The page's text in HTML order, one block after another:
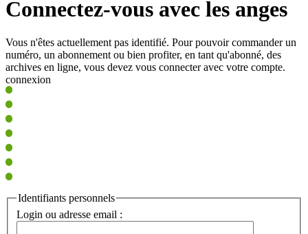
Connectez-vous avec les anges
Vous n'êtes actuellement pas identifié. Pour pouvoir commander un
numéro, un abonnement ou bien profiter, en tant qu'abonné, des
archives en ligne, vous devez vous connecter avec votre compte.
connexion
Identifiants personnels
Login ou adresse email :